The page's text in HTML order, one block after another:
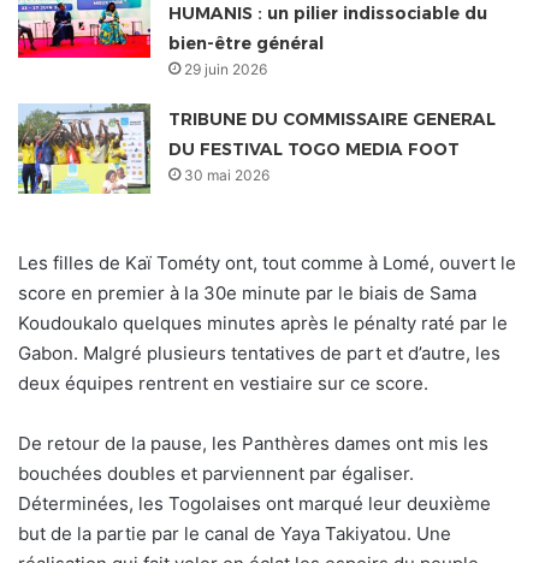
HUMANIS : un pilier indissociable du
bien-être général
29 juin 2026
TRIBUNE DU COMMISSAIRE GENERAL
DU FESTIVAL TOGO MEDIA FOOT
30 mai 2026
Les filles de Kaï Tométy ont, tout comme à Lomé, ouvert le
score en premier à la 30e minute par le biais de Sama
Koudoukalo quelques minutes après le pénalty raté par le
Gabon. Malgré plusieurs tentatives de part et d’autre, les
deux équipes rentrent en vestiaire sur ce score.
De retour de la pause, les Panthères dames ont mis les
bouchées doubles et parviennent par égaliser.
Déterminées, les Togolaises ont marqué leur deuxième
but de la partie par le canal de Yaya Takiyatou. Une